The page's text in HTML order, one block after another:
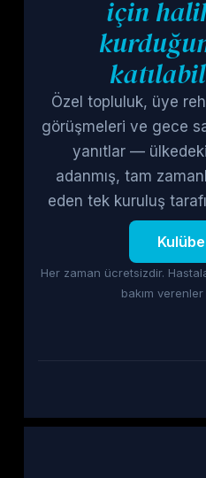
için
Özel topluluk, üye
görüşmeleri ve gece
yanıtlar —
adanmış, tam
eden tek kuruluş
Kulübe
Her zaman ücretsizdir.
bakım